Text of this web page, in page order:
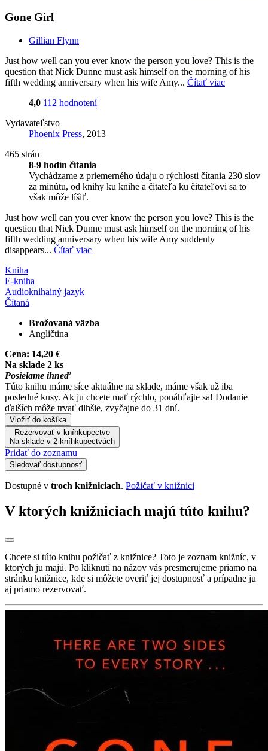
Gone Girl
Gillian Flynn
Just how well can you ever know the person you love? This is the
question that Nick Dunne must ask himself on the morning of his
fifth wedding anniversary when his wife Amy... Čítať viac
4,0 112 hodnotení
Vydavateľstvo
Phoenix Press, 2013
465 strán
8-9 hodín čítania
Vychádzame z priemerného údaju o rýchlosti čítania 230 slov
za minútu, od knihy ku knihe a čitateľa ku čitateľovi sa to
však môže líšiť.
Just how well can you ever know the person you love? This is the
question that Nick Dunne must ask himself on the morning of his
fifth wedding anniversary when his wife Amy suddenly
disappears... Čítať viac
Kniha
E-kniha
Audioknihainý jazyk
Čítaná
Brožovaná väzba
Angličtina
Cena: 14,20 €
Na sklade 2 ks
Posielame ihneď
Túto knihu máme síce aktuálne na sklade, máme však už iba
posledné kusy. Ak ju chcete mať rýchlo, ponáhľajte sa! Dodanie
ďalších môže trvať dlhšie, zvyčajne do 31 dní.
Vložiť do košíka
Rezervovať v kníhkupectve
Na sklade v 2 kníhkupectvách
Pridať do zoznamu
Sledovať dostupnosť
Dostupné v troch knižniciach. Požičať v knižnici
V ktorých knižniciach majú túto knihu?
Chcete si túto knihu požičať z knižnice? Toto je zoznam knižníc, v
ktorých ju majú. Po kliknutí na názov vás presmerujeme priamo na
stránku knižnice, kde si môžete overiť jej dostupnosť a prípadne ju
aj priamo rezervovať.